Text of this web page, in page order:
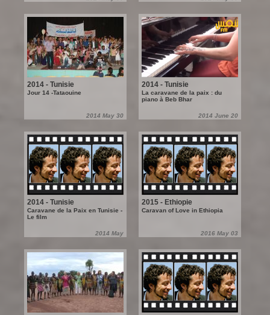
2014 - Tunisie
Jour 14 -Tataouine
2014 May 30
2014 - Tunisie
La caravane de la paix : du
piano à Beb Bhar
2014 June 20
2014 - Tunisie
Caravane de la Paix en Tunisie -
Le film
2014 May
2015 - Ethiopie
Caravan of Love in Ethiopia
2016 May 03